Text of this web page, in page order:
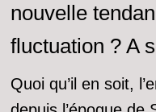
nouvelle
fluctuation ? A
Quoi qu’il en soit,